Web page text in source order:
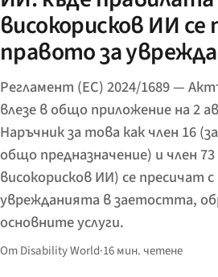
високорисков ИИ се
правото за
Регламент (ЕС) 2024/1689 —
влезе в общо приложение на 2
Наръчник за това как член 16
общо предназначение) и член 73
високорисков ИИ) се пресичат
уврежданията в заетостта,
основните услуги.
От Disability World·16 мин. четене